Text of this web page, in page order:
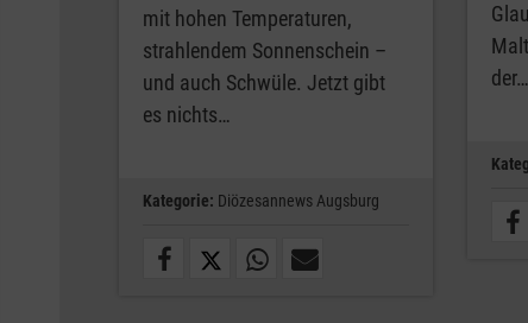
der…
mit hohen Temperaturen,
strahlendem Sonnenschein –
und auch Schwüle. Jetzt gibt
es nichts…
Kategorie: Diözesannews Augsburg